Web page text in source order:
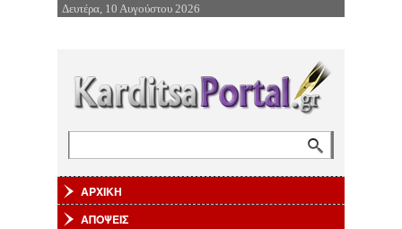
Επιστροφή στην Πλοήγηση
Δευτέρα, 10 Αυγούστου 2026
ΑΡΧΙΚΗ
ΑΠΟΨΕΙΣ